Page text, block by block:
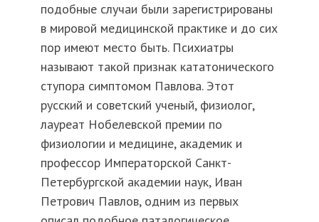
подобные случаи были зарегистрированы
в мировой медицинской практике и до сих
пор имеют место быть. Психиатры
называют такой признак кататонического
ступора симптомом Павлова. Этот
русский и советский ученый, физиолог,
лауреат Нобелевской премии по
физиологии и медицине, академик и
профессор Императорской Санкт-
Петербургской академии наук, Иван
Петрович Павлов, одним из первых